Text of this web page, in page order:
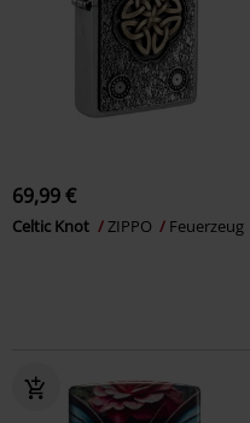
69,99 €
Celtic Knot ZIPPO Feuerzeug